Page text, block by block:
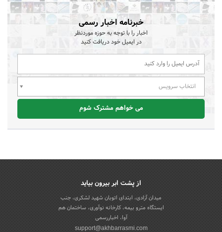
خبرنامه اخبار رسمی
اخبار را با توجه به حوزه موردنظر
در ایمیل خود دریافت کنید
انتخاب سرویس
می خواهم مشترک شوم
از پشت ابر بیرون بیاید
میدان آزادی، ابتدای اتوبان شهید لشکری، جنب
ایستگاه مترو بیمه، کارخانه نوآوری، ساختمان هم
آوا، اخباررسمی
support@akhbarrasmi.com